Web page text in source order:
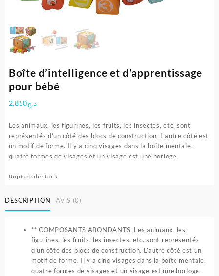
Boîte d’intelligence et d’apprentissage
pour bébé
د.ج2,850
Les animaux, les figurines, les fruits, les insectes, etc. sont
représentés d’un côté des blocs de construction. L’autre côté est
un motif de forme. Il y a cinq visages dans la boîte mentale,
quatre formes de visages et un visage est une horloge.
Rupture de stock
DESCRIPTION AVIS (0)
** COMPOSANTS ABONDANTS. Les animaux, les
figurines, les fruits, les insectes, etc. sont représentés
d’un côté des blocs de construction. L’autre côté est un
motif de forme. Il y a cinq visages dans la boîte mentale,
quatre formes de visages et un visage est une horloge.